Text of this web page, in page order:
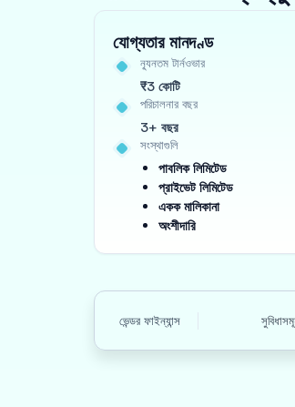
যোগ্যতার মানদণ্ড
ন্যূনতম টার্নওভার
₹3 কোটি
পরিচালনার বছর
3+ বছর
সংস্থাগুলি
পাবলিক লিমিটেড
প্রাইভেট লিমিটেড
একক মালিকানা
অংশীদারি
ভেন্ডর ফাইন্যান্স